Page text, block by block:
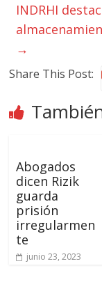
INDRHI
→
Share This Post:
Abogados
dicen Rizik
guarda
prisión
irregularmen
te
junio 23, 2023